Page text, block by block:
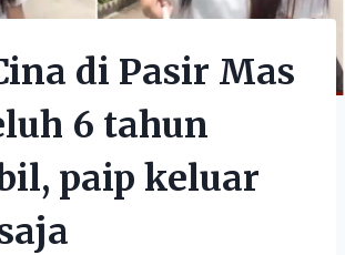
di Pasir Mas
6 tahun
paip keluar